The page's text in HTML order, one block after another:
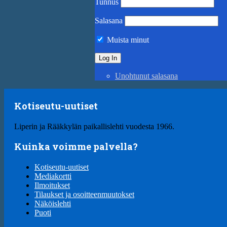
Salasana
Muista minut
Unohtunut salasana
Kotiseutu-uutiset
Liperin ja Rääkkylän paikallislehti vuodesta 1966.
Kuinka voimme palvella?
Kotiseutu-uutiset
Mediakortti
Ilmoitukset
Tilaukset ja osoitteenmuutokset
Näköislehti
Puoti